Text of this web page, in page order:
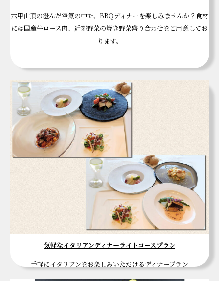
六甲山頂の澄んだ空気の中で、BBQディナーを楽しみませんか？食材
には国産牛ロース肉、近郊野菜の焼き野菜盛り合わせをご用意してお
ります。
気軽なイタリアンディナーライトコースプラン
手軽にイタリアンをお楽しみいただけるディナープラン